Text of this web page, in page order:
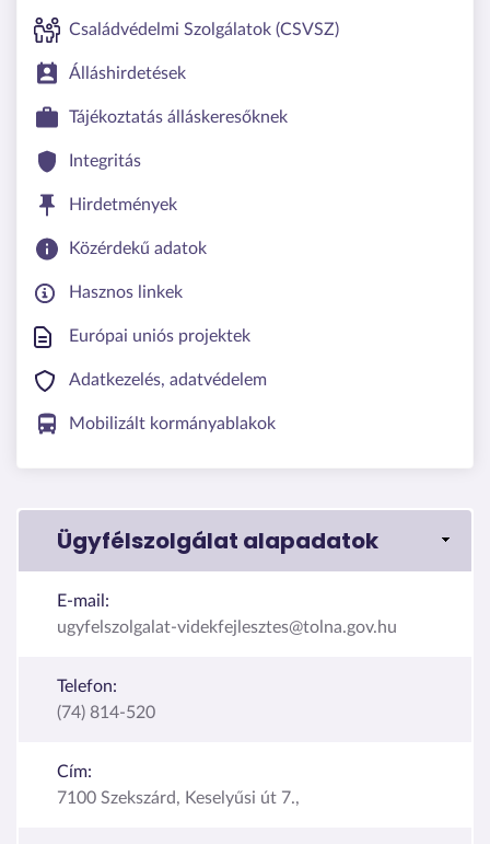
Családvédelmi Szolgálatok (CSVSZ)
Álláshirdetések
Tájékoztatás álláskeresőknek
Integritás
Hirdetmények
Közérdekű adatok
Hasznos linkek
Európai uniós projektek
Adatkezelés, adatvédelem
Mobilizált kormányablakok
Ügyfélszolgálat alapadatok
E-mail:
ugyfelszolgalat-videkfejlesztes@tolna.gov.hu
Telefon:
(74) 814-520
Cím:
7100 Szekszárd, Keselyűsi út 7.,